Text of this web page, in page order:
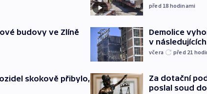
budovy ve Zlíně
skokově přibylo,
před 18 hodinami
Demolice
v
včera před 21
Za dotační
poslal soud